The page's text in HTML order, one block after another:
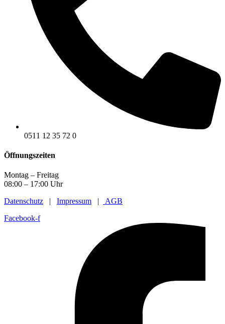
0511 12 35 72 0
Öffnungszeiten
Montag – Freitag
08:00 – 17:00 Uhr
Datenschutz | Impressum |
AGB
Facebook-f